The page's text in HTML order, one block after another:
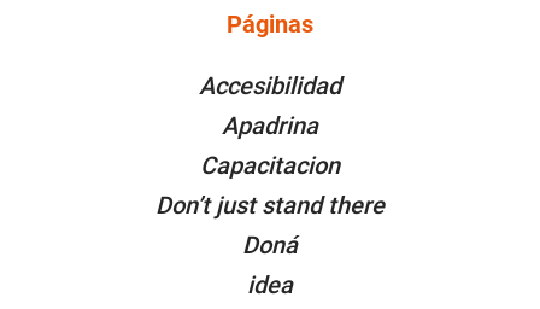
Páginas
Accesibilidad
Apadrina
Capacitacion
Don’t just stand there
Doná
idea